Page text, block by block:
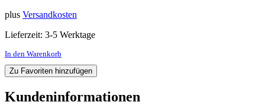
plus Versandkosten
Lieferzeit: 3-5 Werktage
In den Warenkorb
Zu Favoriten hinzufügen
Kundeninformationen